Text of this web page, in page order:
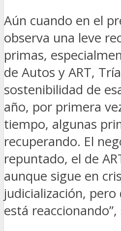
Aún cuando en el
observa una leve
primas,
de Autos y ART,
sostenibilidad de
año, por primera
tiempo, algunas
recuperando. El
repuntado, el de
aunque sigue en
judicialización,
está